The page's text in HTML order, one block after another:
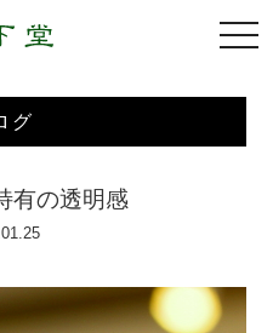
グ
有の透明感